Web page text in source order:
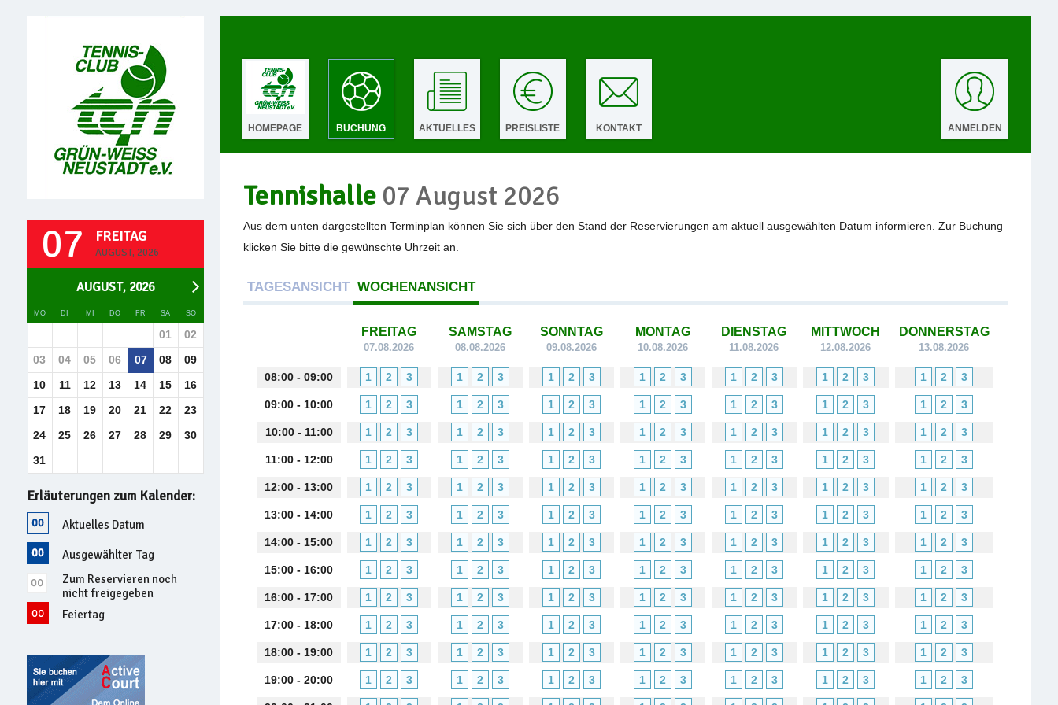
07 FREITAG
AUGUST, 2026
AUGUST, 2026
MO DI MI DO FR SA SO
01
02
03
04 05 06 07 08
09
10
11 12 13 14 15
16
17
18 19 20 21 22
23
24
25 26 27 28 29
30
31
Erläuterungen zum Kalender:
Aktuelles Datum
Ausgewählter Tag
Zum Reservieren noch
nicht freigegeben
Feiertag
ANMELDEN
HOMEPAGE BUCHUNG AKTUELLES PREISLISTE KONTAKT
Tennishalle 07 August 2026
Aus dem unten dargestellten Terminplan können Sie sich über den Stand der Reservierungen am aktuell ausgewählten Datum informieren. Zur Buchung
klicken Sie bitte die gewünschte Uhrzeit an.
TAGESANSICHT WOCHENANSICHT
FREITAG
07.08.2026
SAMSTAG
08.08.2026
SONNTAG
09.08.2026
MONTAG
10.08.2026
DIENSTAG
11.08.2026
MITTWOCH
12.08.2026
DONNERSTAG
13.08.2026
08:00 - 09:00 1 2 3 1 2 3 1 2 3 1 2 3 1 2 3 1 2 3 1 2 3
09:00 - 10:00 1 2 3 1 2 3 1 2 3 1 2 3 1 2 3 1 2 3 1 2 3
10:00 - 11:00 1 2 3 1 2 3 1 2 3 1 2 3 1 2 3 1 2 3 1 2 3
11:00 - 12:00 1 2 3 1 2 3 1 2 3 1 2 3 1 2 3 1 2 3 1 2 3
12:00 - 13:00 1 2 3 1 2 3 1 2 3 1 2 3 1 2 3 1 2 3 1 2 3
13:00 - 14:00 1 2 3 1 2 3 1 2 3 1 2 3 1 2 3 1 2 3 1 2 3
14:00 - 15:00 1 2 3 1 2 3 1 2 3 1 2 3 1 2 3 1 2 3 1 2 3
15:00 - 16:00 1 2 3 1 2 3 1 2 3 1 2 3 1 2 3 1 2 3 1 2 3
16:00 - 17:00 1 2 3 1 2 3 1 2 3 1 2 3 1 2 3 1 2 3 1 2 3
17:00 - 18:00 1 2 3 1 2 3 1 2 3 1 2 3 1 2 3 1 2 3 1 2 3
18:00 - 19:00 1 2 3 1 2 3 1 2 3 1 2 3 1 2 3 1 2 3 1 2 3
19:00 - 20:00 1 2 3 1 2 3 1 2 3 1 2 3 1 2 3 1 2 3 1 2 3